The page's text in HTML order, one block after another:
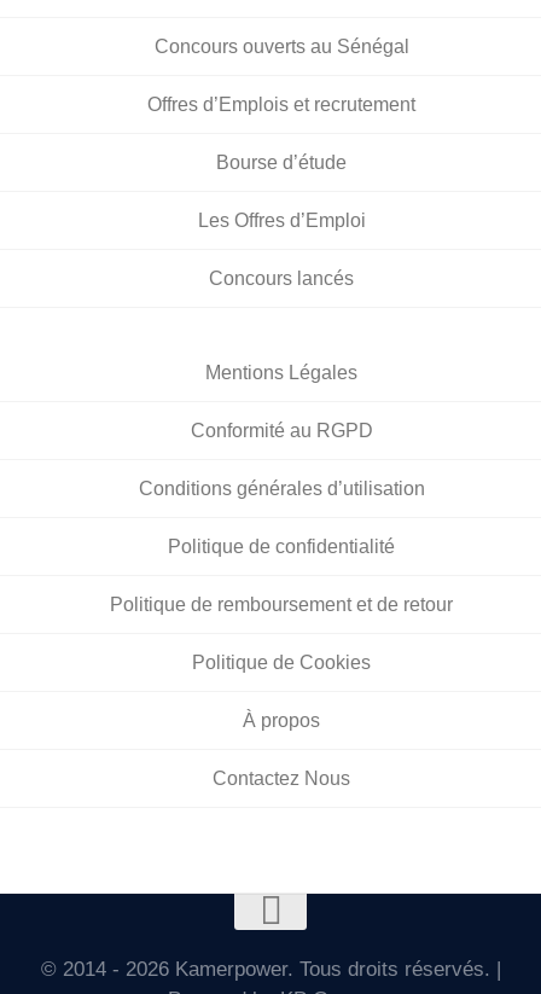
Concours ouverts au Sénégal
Offres d’Emplois et recrutement
Bourse d’étude
Les Offres d’Emploi
Concours lancés
Mentions Légales
Conformité au RGPD
Conditions générales d’utilisation
Politique de confidentialité
Politique de remboursement et de retour
Politique de Cookies
À propos
Contactez Nous
© 2014 - 2026 Kamerpower. Tous droits réservés. |